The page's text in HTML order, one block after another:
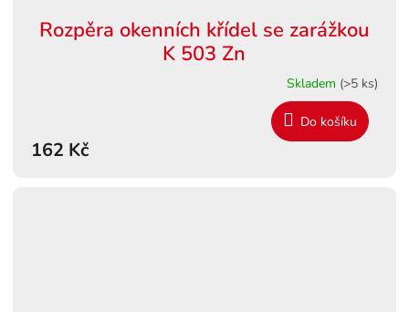
Rozpěra okenních křídel se zarážkou
K 503 Zn
Skladem (>5 ks)
162 Kč
Do košíku